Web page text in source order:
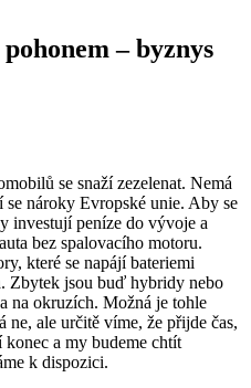
– byznys
se snaží zezelenat. Nemá
nároky Evropské unie. Aby se
investují peníze do vývoje a
bez spalovacího motoru.
které se napájí bateriemi
Zbytek jsou buď hybridy nebo
na okruzích. Možná je tohle
ne, ale určitě víme, že přijde čas,
a my budeme chtít
k dispozici.